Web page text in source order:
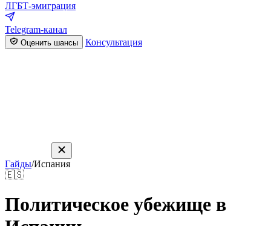
ЛГБТ-эмиграция
Telegram-канал
Оценить шансы Консультация
Гайды/Испания
🇪🇸
Политическое убежище в